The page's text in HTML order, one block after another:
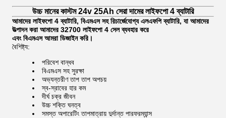
উচ্চ মানের কাস্টম 24v 25Ah সেরা দামের লাইফপো 4 ব্যাটারি
আমাদের লাইফপো 4 ব্যাটারি, বিএমএস সহ রিচার্জেযোগ্য এলএফপি ব্যাটারি, যা আমাদের
উত্পাদন করা আমাদের 32700 লাইফপো 4 সেল ব্যবহার করে
এবং বিএমএস আমরা ডিজাইন করি।
বৈশিষ্ট্য:
পরিবেশ বান্ধব
বিএমএস সহ সুরক্ষা
অভ্যন্তরীণ তাপ তাপ অপচয়
স্ব-স্রাবের হার কম
দীর্ঘ চক্র জীবন
উচ্চ শক্তি ঘনত্ব
সমস্ত অপারেটিং তাপমাত্রায় দুর্দান্ত পারফরম্যান্স